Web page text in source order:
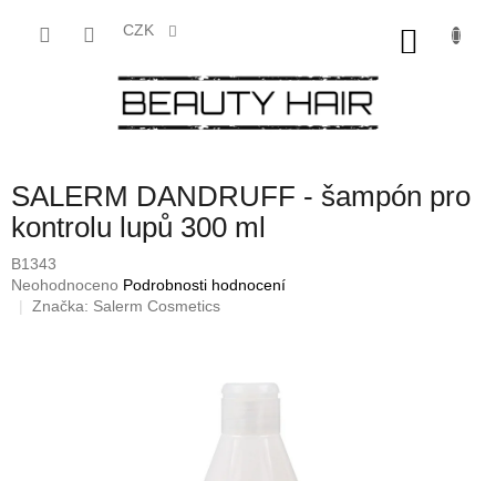
CZK
SALERM DANDRUFF - šampón pro
kontrolu lupů 300 ml
B1343
Průměrné
hodnocení
Neohodnoceno Podrobnosti hodnocení
Značka: Salerm Cosmetics